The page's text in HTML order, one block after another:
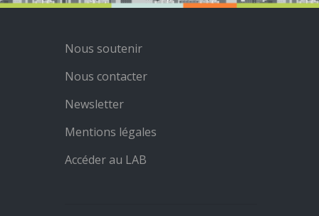
Nous soutenir
Nous contacter
Newsletter
Mentions légales
Accéder au LAB